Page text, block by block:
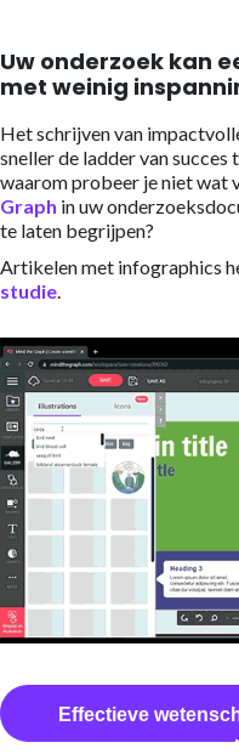
Uw onderzoek kan
met weinig
Het schrijven van
sneller de ladder van
waarom probeer je niet wat
Graph in uw
te laten begrijpen?
Artikelen met infographics
studie.
Effectieve